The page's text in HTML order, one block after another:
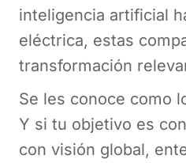
inteligencia artificial
eléctrica, estas
transformación
Se les conoce como
Y si tu objetivo es
con visión global,